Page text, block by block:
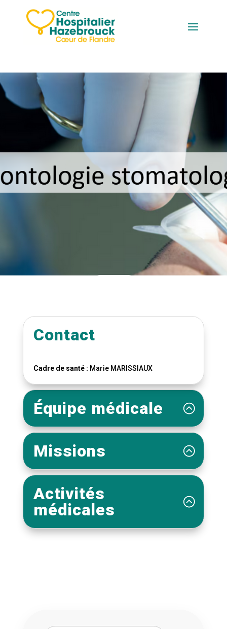
Contact
Cadre de santé : Marie MARISSIAUX
Équipe médicale
Missions
Activités
médicales